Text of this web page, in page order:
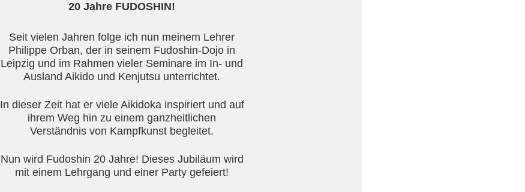
20 Jahre FUDOSHIN!
Seit vielen Jahren folge ich nun meinem Lehrer
Philippe Orban, der in seinem Fudoshin-Dojo in
Leipzig und im Rahmen vieler Seminare im In- und
Ausland Aikido und Kenjutsu unterrichtet.
In dieser Zeit hat er viele Aikidoka inspiriert und auf
ihrem Weg hin zu einem ganzheitlichen
Verständnis von Kampfkunst begleitet.
Nun wird Fudoshin 20 Jahre! Dieses Jubiläum wird
mit einem Lehrgang und einer Party gefeiert!